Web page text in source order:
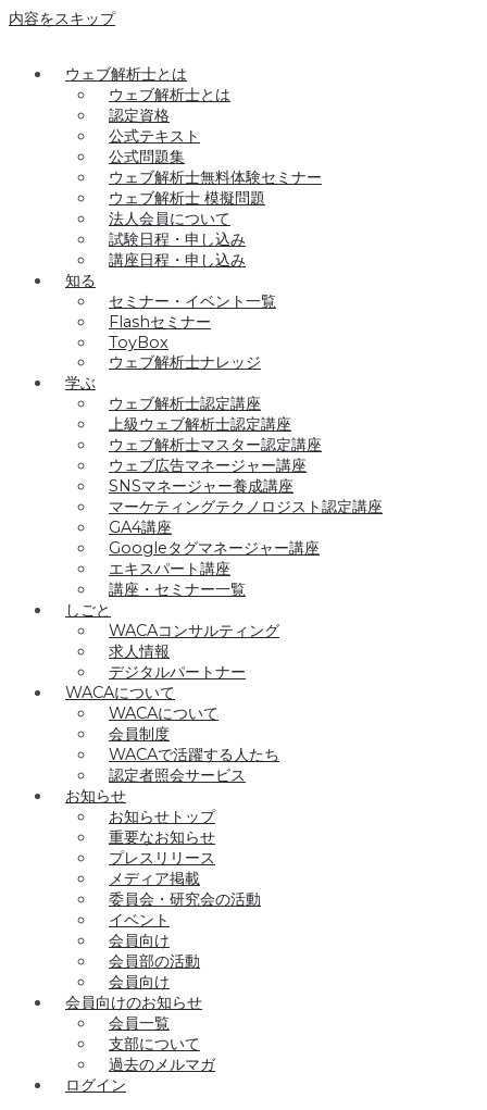
内容をスキップ
ウェブ解析士とは
ウェブ解析士とは
認定資格
公式テキスト
公式問題集
ウェブ解析士無料体験セミナー
ウェブ解析士 模擬問題
法人会員について
試験日程・申し込み
講座日程・申し込み
知る
セミナー・イベント一覧
Flashセミナー
ToyBox
ウェブ解析士ナレッジ
学ぶ
ウェブ解析士認定講座
上級ウェブ解析士認定講座
ウェブ解析士マスター認定講座
ウェブ広告マネージャー講座
SNSマネージャー養成講座
マーケティングテクノロジスト認定講座
GA4講座
Googleタグマネージャー講座
エキスパート講座
講座・セミナー一覧
しごと
WACAコンサルティング
求人情報
デジタルパートナー
WACAについて
WACAについて
会員制度
WACAで活躍する人たち
認定者照会サービス
お知らせ
お知らせトップ
重要なお知らせ
プレスリリース
メディア掲載
委員会・研究会の活動
イベント
会員向け
会員部の活動
会員向け
会員向けのお知らせ
会員一覧
支部について
過去のメルマガ
ログイン